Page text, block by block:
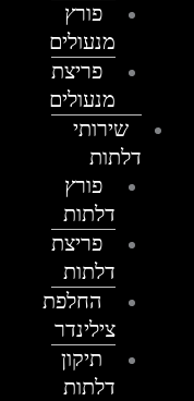
פורץ
מנעולים
פריצת
מנעולים
שירותי
דלתות
פורץ
דלתות
פריצת
דלתות
החלפת
צילינדר
תיקון
דלתות